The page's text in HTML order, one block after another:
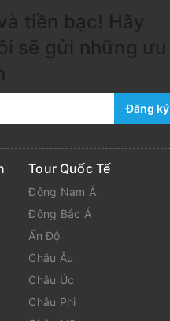
tiền bạc! Hãy
sẽ gửi những ưu
Đăng ký
Tour Quốc Tế
Đông Nam Á
Đông Bắc Á
Ấn Độ
Châu Âu
Châu Úc
Châu Phi